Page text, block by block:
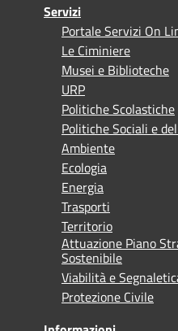
Servizi
Portale Servizi On
Le Ciminiere
Musei e Biblioteche
URP
Politiche Scolastiche
Politiche Sociali e
Ambiente
Ecologia
Energia
Trasporti
Territorio
Attuazione Piano
Sostenibile
Viabilità e
Protezione Civile